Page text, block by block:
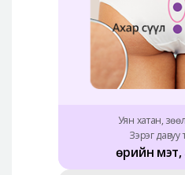
Уян хатан,
Зэрэг давуу
Өөрийн